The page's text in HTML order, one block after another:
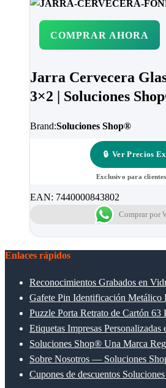
COMPRAR AHORA
Jarra Cervecera
3×2 | Soluciones
Brand:Soluciones Shop®
🔒 Ver Precios
Exclusivo para
EAN: 7440000843802
Comprar por
Enlaces rápidos
Reconocimientos Grabados en
Gafete Pin Identificación Metálico
Puzzle Porta Retrato de Cartón 63
Etiquetas Impresas Personalizadas
Soluciones Shop® Una Marca
Sobre Nosotros — Soluciones
Cupones de descuentos